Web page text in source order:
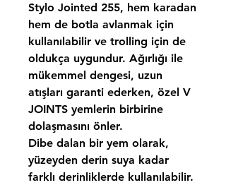
Stylo Jointed 255, hem karadan
hem de botla avlanmak için
kullanılabilir ve trolling için de
oldukça uygundur. Ağırlığı ile
mükemmel dengesi, uzun
atışları garanti ederken, özel V
JOINTS yemlerin birbirine
dolaşmasını önler.
Dibe dalan bir yem olarak,
yüzeyden derin suya kadar
farklı derinliklerde kullanılabilir.